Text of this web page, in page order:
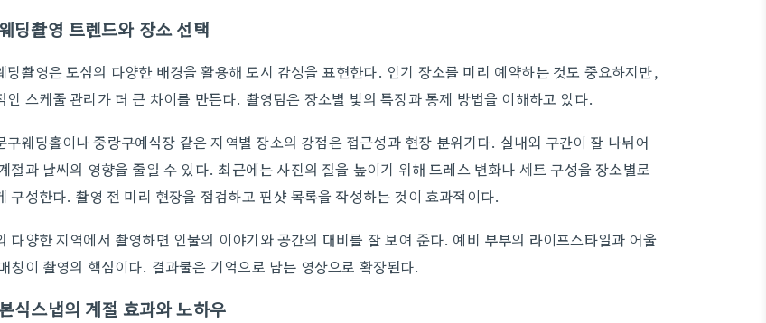
딩촬영 트렌드와 장소 선택
딩촬영은 도심의 다양한 배경을 활용해 도시 감성을 표현한다. 인기 장소를 미리 예약하는 것도 중요하지만,
인 스케줄 관리가 더 큰 차이를 만든다. 촬영팀은 장소별 빛의 특징과 통제 방법을 이해하고 있다.
구웨딩홀이나 중랑구예식장 같은 지역별 장소의 강점은 접근성과 현장 분위기다. 실내외 구간이 잘 나뉘어
절과 날씨의 영향을 줄일 수 있다. 최근에는 사진의 질을 높이기 위해 드레스 변화나 세트 구성을 장소별로
구성한다. 촬영 전 미리 현장을 점검하고 핀샷 목록을 작성하는 것이 효과적이다.
다양한 지역에서 촬영하면 인물의 이야기와 공간의 대비를 잘 보여 준다. 예비 부부의 라이프스타일과 어울
칭이 촬영의 핵심이다. 결과물은 기억으로 남는 영상으로 확장된다.
식스냅의 계절 효과와 노하우